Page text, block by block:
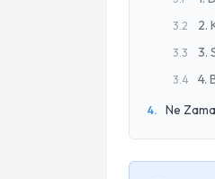
3.2 2.
3.3 3.
3.4 4.
4. Ne